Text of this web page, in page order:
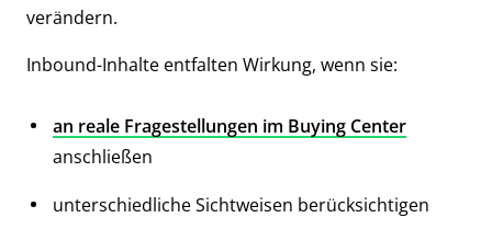
verändern.
Inbound-Inhalte entfalten Wirkung, wenn sie:
an reale Fragestellungen im Buying Center
anschließen
unterschiedliche Sichtweisen berücksichtigen